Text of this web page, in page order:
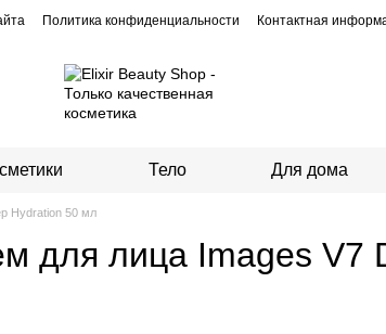
Политика конфиденциальности Контактная
Тело Для дома
Hydration 50 мл
для лица Images V7